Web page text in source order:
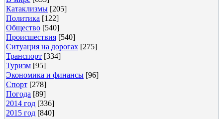
Катаклизмы [205]
Политика [122]
Общество [540]
Происшествия [540]
Ситуация на дорогах [275]
Транспорт [334]
Туризм [95]
Экономика и финансы [96]
Спорт [278]
Погода [89]
2014 год [336]
2015 год [840]